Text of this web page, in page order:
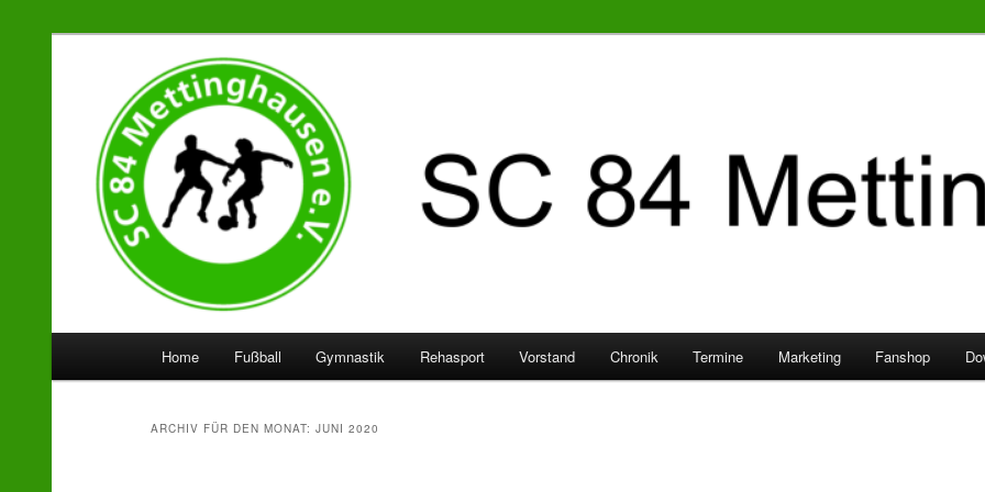
SC 84 Mettinghausen
Zum
Zum
Home Fußball Gymnastik Rehasport Vorstand Chronik Termine Marketing Fanshop
ARCHIV FÜR DEN MONAT:JUNI 2020